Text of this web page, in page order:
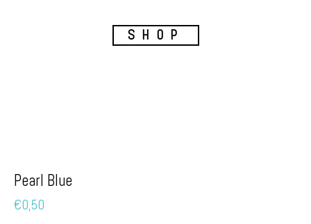
SHOP
Pearl Blue
€0,50